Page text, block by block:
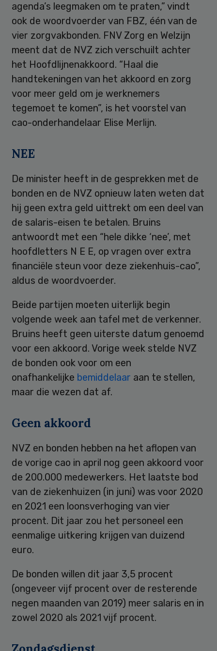
agenda’s leegmaken om te praten,” vindt
ook de woordvoerder van FBZ, één van de
vier zorgvakbonden. FNV Zorg en Welzijn
meent dat de NVZ zich verschuilt achter
het Hoofdlijnenakkoord. “Haal die
handtekeningen van het akkoord en zorg
voor meer geld om je werknemers
tegemoet te komen”, is het voorstel van
cao-onderhandelaar Elise Merlijn.
NEE
De minister heeft in de gesprekken met de
bonden en de NVZ opnieuw laten weten dat
hij geen extra geld uittrekt om een deel van
de salaris-eisen te betalen. Bruins
antwoordt met een “hele dikke ‘nee’, met
hoofdletters N E E, op vragen over extra
financiële steun voor deze ziekenhuis-cao”,
aldus de woordvoerder.
Beide partijen moeten uiterlijk begin
volgende week aan tafel met de verkenner.
Bruins heeft geen uiterste datum genoemd
voor een akkoord. Vorige week stelde NVZ
de bonden ook voor om een
onafhankelijke bemiddelaar aan te stellen,
maar die wezen dat af.
Geen akkoord
NVZ en bonden hebben na het aflopen van
de vorige cao in april nog geen akkoord voor
de 200.000 medewerkers. Het laatste bod
van de ziekenhuizen (in juni) was voor 2020
en 2021 een loonsverhoging van vier
procent. Dit jaar zou het personeel een
eenmalige uitkering krijgen van duizend
euro.
De bonden willen dit jaar 3,5 procent
(ongeveer vijf procent over de resterende
negen maanden van 2019) meer salaris en in
zowel 2020 als 2021 vijf procent.